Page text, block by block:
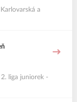
Karlovarská a
2. liga juniorek -